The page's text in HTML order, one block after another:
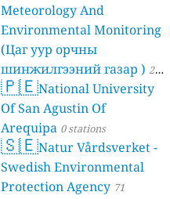
Meteorology And
Environmental Monitoring
(Цаг уур орчны
шинжилгээний газар ) 21
stations
🇵🇪National University
Of San Agustin Of
Arequipa 0 stations
🇸🇪Natur Vårdsverket -
Swedish Environmental
Protection Agency 71